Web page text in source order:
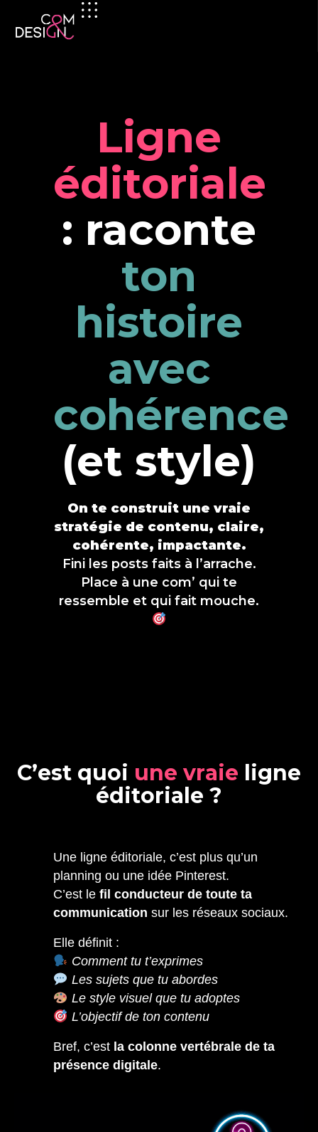
Ligne
éditoriale
: raconte
ton
histoire
avec
cohérence
(et style)
On te construit une vraie
stratégie de contenu, claire,
cohérente, impactante.
Fini les posts faits à l’arrache.
Place à une com’ qui te
ressemble et qui fait mouche.
C’est quoi une vraie ligne
éditoriale ?
Une ligne éditoriale, c’est plus qu’un
planning ou une idée Pinterest.
C’est le fil conducteur de toute ta
communication sur les réseaux sociaux.
Elle définit :
Comment tu t’exprimes
Les sujets que tu abordes
Le style visuel que tu adoptes
L’objectif de ton contenu
Bref, c’est la colonne vertébrale de ta
présence digitale.